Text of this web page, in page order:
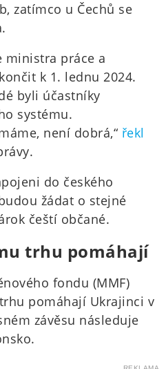
zatímco u Čechů se
ministra práce a
k 1. lednu 2024.
byli účastníky
systému.
není dobrá,“ řekl
do českého
žádat o stejné
čeští občané.
trhu pomáhají
fondu (MMF)
pomáhají Ukrajinci v
závěsu následuje